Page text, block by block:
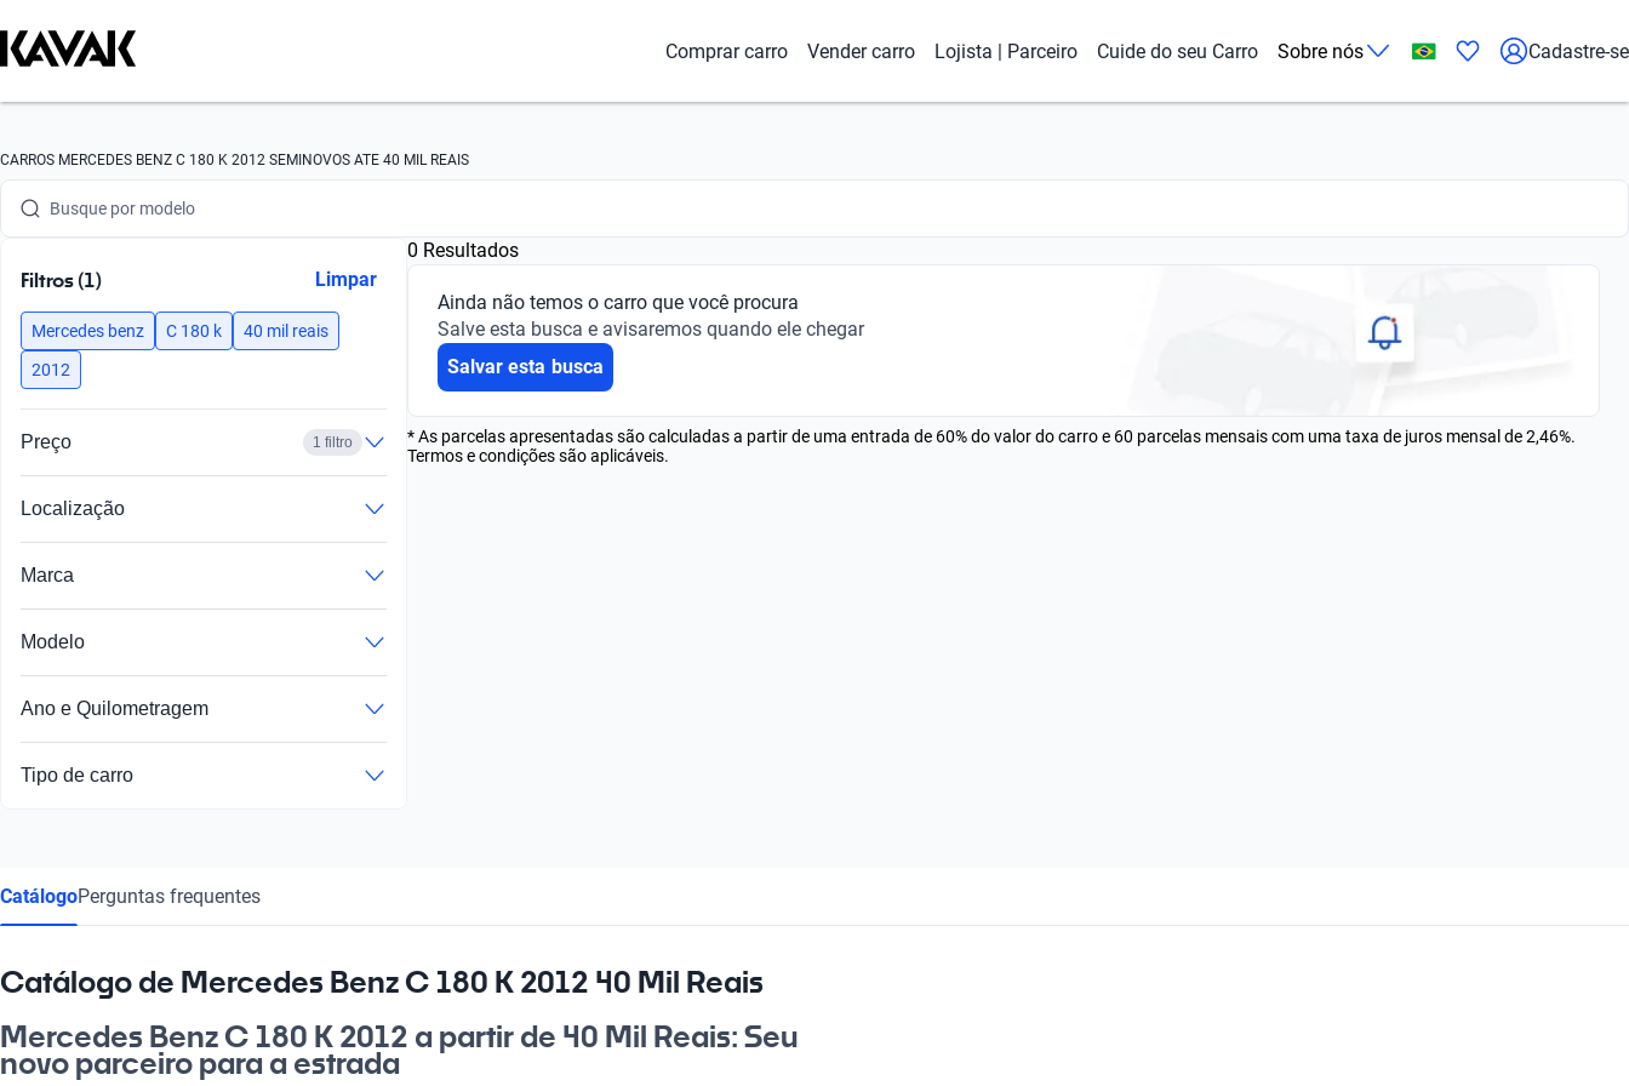
Comprar carro Vender carro Lojista | Parceiro Cuide do seu Carro Sobre nós Cadastre-se
CARROS MERCEDES BENZ C 180 K 2012 SEMINOVOS ATE 40 MIL REAIS
Busque por marca
Busque por modelo
Busque por ano
Busque por marca
Busque por versão
Filtros (1) Limpar
Mercedes benz C 180 k
40 mil reais
2012
Preço 1 filtro
Localização
Marca
Modelo
Ano e Quilometragem
Tipo de carro
0 Resultados
Ainda não temos o carro que você procura
Salve esta busca e avisaremos quando ele chegar
Salvar esta busca
* As parcelas apresentadas são calculadas a partir de uma entrada de 60% do valor do carro e 60 parcelas mensais com uma taxa de juros mensal de 2,46%.
Termos e condições são aplicáveis.
CatálogoPerguntas frequentes
Catálogo de Mercedes Benz C 180 K 2012 40 Mil Reais
Mercedes Benz C 180 K 2012 a partir de 40 Mil Reais: Seu
novo parceiro para a estrada